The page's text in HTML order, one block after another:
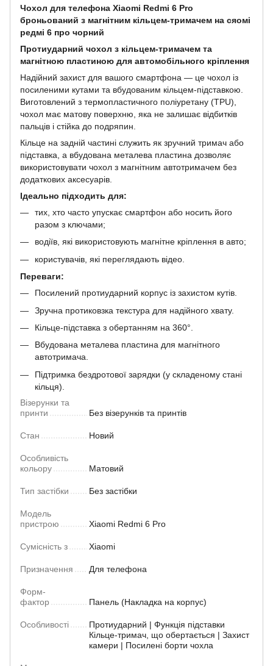
Чохол для телефона Xiaomi Redmi 6 Pro
броньований з магнітним кільцем-тримачем на сяомі
редмі 6 про чорний
Протиударний чохол з кільцем-тримачем та
магнітною пластиною для автомобільного кріплення
Надійний захист для вашого смартфона — це чохол із
посиленими кутами та вбудованим кільцем-підставкою.
Виготовлений з термопластичного поліуретану (TPU),
чохол має матову поверхню, яка не залишає відбитків
пальців і стійка до подряпин.
Кільце на задній частині служить як зручний тримач або
підставка, а вбудована металева пластина дозволяє
використовувати чохол з магнітним автотримачем без
додаткових аксесуарів.
Ідеально підходить для:
тих, хто часто упускає смартфон або носить його
разом з ключами;
водіїв, які використовують магнітне кріплення в авто;
користувачів, які переглядають відео.
Переваги:
Посилений протиударний корпус із захистом кутів.
Зручна протиковзка текстура для надійного хвату.
Кільце-підставка з обертанням на 360°.
Вбудована металева пластина для магнітного
автотримача.
Підтримка бездротової зарядки (у складеному стані
кільця).
Візерунки та
принти
Без візерунків та принтів
Стан Новий
Особливість
кольору
Матовий
Тип застібки Без застібки
Модель
пристрою
Xiaomi Redmi 6 Pro
Сумісність з Xiaomi
Призначення Для телефона
Форм-
фактор
Панель (Накладка на корпус)
Особливості
Протиударний | Функція підставки
Кільце-тримач, що обертається | Захист
камери | Посилені борти чохла